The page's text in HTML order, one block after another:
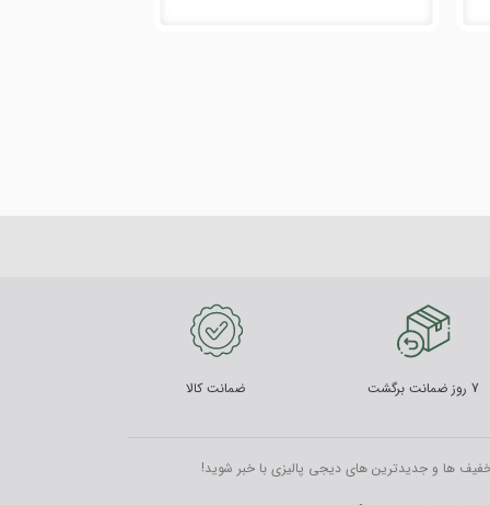
7 روز ضمانت برگشت ضمانت کالا
ها و جدیدترین های دیجی پالیزی با خبر شوید!